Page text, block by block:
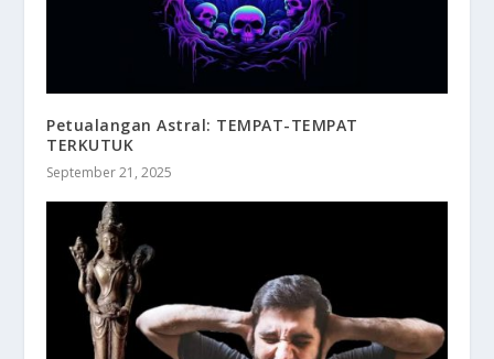
Petualangan Astral: TEMPAT-TEMPAT
TERKUTUK
September 21, 2025